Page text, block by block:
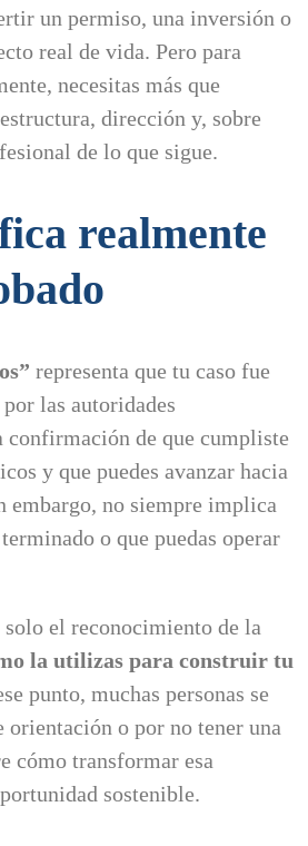
un permiso, una inversión o
real de vida. Pero para
necesitas más que
dirección y, sobre
de lo que sigue.
realmente
representa que tu caso fue
las autoridades
confirmación de que cumpliste
y que puedes avanzar hacia
embargo, no siempre implica
o que puedas operar
el reconocimiento de la
la utilizas para construir tu
punto, muchas personas se
orientación o por no tener una
cómo transformar esa
sostenible.